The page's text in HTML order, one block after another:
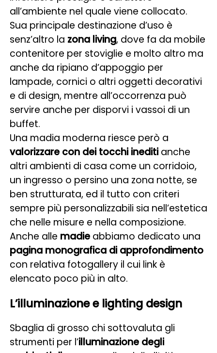
all’ambiente nel quale viene collocato.
Sua principale destinazione d’uso è
senz’altro la zona living, dove fa da mobile
contenitore per stoviglie e molto altro ma
anche da ripiano d’appoggio per
lampade, cornici o altri oggetti decorativi
e di design, mentre all’occorrenza può
servire anche per disporvi i vassoi di un
buffet.
Una madia moderna riesce però a
valorizzare con dei tocchi inediti anche
altri ambienti di casa come un corridoio,
un ingresso o persino una zona notte, se
ben strutturata, ed il tutto con criteri
sempre più personalizzabili sia nell’estetica
che nelle misure e nella composizione.
Anche alle madie abbiamo dedicato una
pagina monografica di approfondimento
con relativa fotogallery il cui link è
elencato poco più in alto.
L’illuminazione e lighting design
Sbaglia di grosso chi sottovaluta gli
strumenti per l’illuminazione degli